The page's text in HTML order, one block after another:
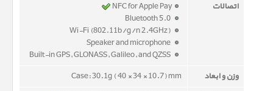
اتصالات
NFC for Apple Pay
وزن و ابعاد
Case: 30.1g ( 40 × 34 × 10.7) mm